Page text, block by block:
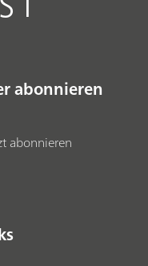
abonnieren
abonnieren